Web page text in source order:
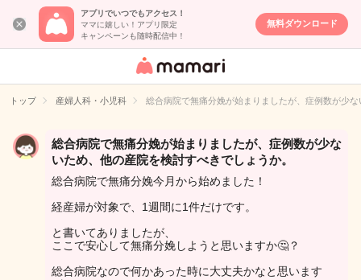
アプリでいつでもアクセス！
ママに嬉しい！アプリ限定
キャンペーンも随時配信中！
無料ダウンロード
女性専用匿名QA
イト
トップ 産婦人科・小児科 総合病院で無痛分娩が始まりましたが、症例数が少
総合病院で無痛分娩が始まりましたが、症例数が少な
いため、他の産院を検討すべきでしょうか。
総合病院で無痛分娩今月から始めました！
経産婦が対象で、1週間に1件だけです。
と書いてありましたが、
ここで安心して無痛分娩しようと思いますか🤔？
総合病院なので何かあった時に大丈夫かなと思います